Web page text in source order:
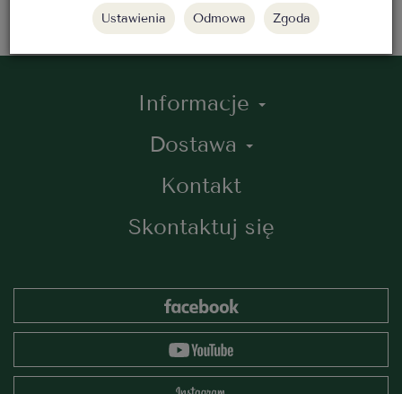
Informacje
Dostawa
Kontakt
Skontaktuj się
Ustawienia Odmowa Zgoda